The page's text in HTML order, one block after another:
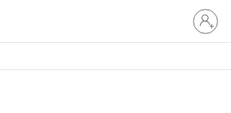
Logga
in
på
konto